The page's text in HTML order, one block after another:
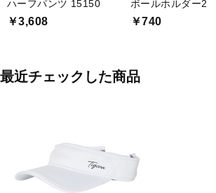
ハーフパンツ 15150
￥3,608
ボールホルダー2
￥740
最近チェックした商品